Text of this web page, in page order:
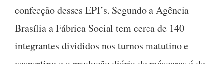
confecção desses EPI’s. Segundo a Agência
Brasília a Fábrica Social tem cerca de 140
integrantes divididos nos turnos matutino e